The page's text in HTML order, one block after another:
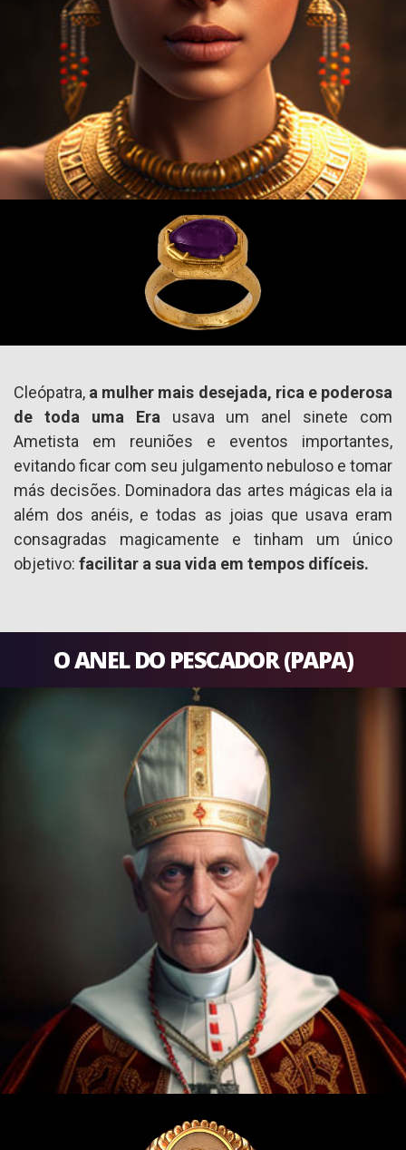
Cleópatra, a mulher mais desejada, rica e poderosa
de toda uma Era usava um anel sinete com
Ametista em reuniões e eventos importantes,
evitando ficar com seu julgamento nebuloso e tomar
más decisões. Dominadora das artes mágicas ela ia
além dos anéis, e todas as joias que usava eram
consagradas magicamente e tinham um único
objetivo: facilitar a sua vida em tempos difíceis.
O ANEL DO PESCADOR (PAPA)